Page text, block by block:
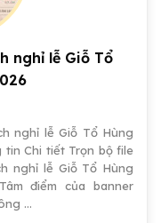
nghỉ lễ Giỗ Tổ
nghỉ lễ Giỗ Tổ Hùng
tin Chi tiết Trọn bộ file
nghỉ lễ Giỗ Tổ Hùng
điểm của banner
…